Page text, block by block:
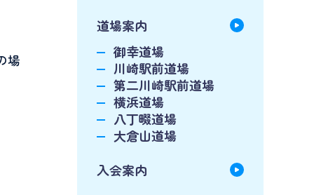
場
道場案内
御幸道場
川崎駅前道場
第二川崎駅前道場
横浜道場
八丁畷道場
大倉山道場
入会案内